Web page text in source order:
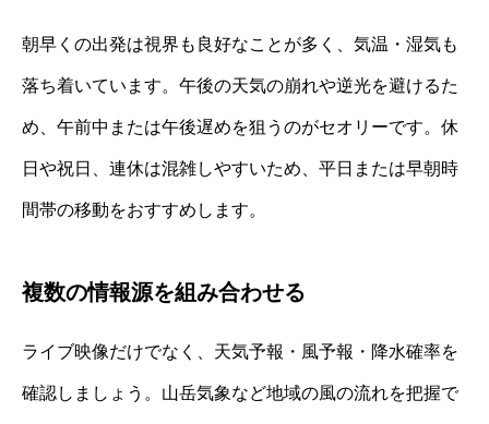
朝早くの出発は視界も良好なことが多く、気温・湿気も
落ち着いています。午後の天気の崩れや逆光を避けるた
め、午前中または午後遅めを狙うのがセオリーです。休
日や祝日、連休は混雑しやすいため、平日または早朝時
間帯の移動をおすすめします。
複数の情報源を組み合わせる
ライブ映像だけでなく、天気予報・風予報・降水確率を
確認しましょう。山岳気象など地域の風の流れを把握で